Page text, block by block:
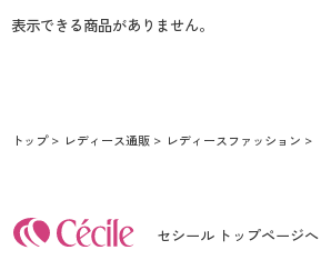
表示できる商品がありません。
トップ レディース通販 レディースファッション
セシール トップページへ